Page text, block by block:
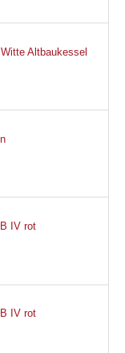
Altbaukessel
IV rot
IV rot